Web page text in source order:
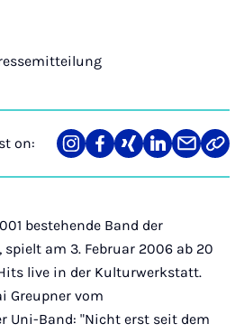
on:
Share
on
Teilen
auf
Teilen
auf
Teilen
auf
Teilen
über
Link
bestehende Band der
am 3. Februar 2006 ab 20
live in der Kulturwerkstatt.
Greupner vom
Uni-Band: "Nicht erst seit dem